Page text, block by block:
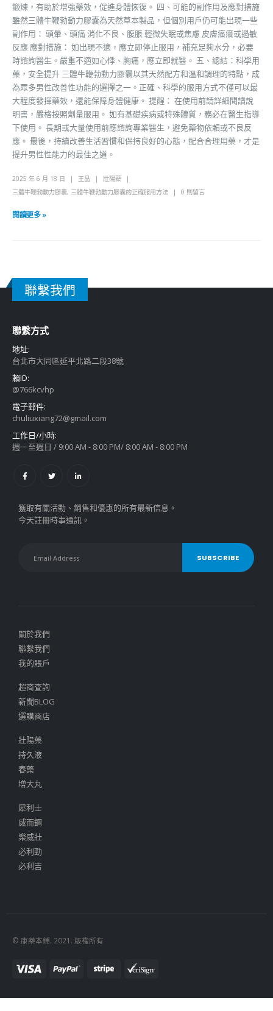
鍛煉，有助於增強藥效，促進身體恢復。 四、可能的副作用及應對措施
雖然三體牛鞭勃動力膠囊為天然草本製品，但個別用戶仍可能出現一些
副作用： 頭暈、頭痛 消化不良、腹脹 輕微失眠或焦慮 皮膚瘙癢或過敏
反應 應對措施： 如出現不適，應立即停止服用，補充足夠水分，必要
時諮詢醫生。嚴重不適如心悸、胸痛，應立即就醫。 五、總結：科學用
藥，安全提升 三體牛鞭勃動力膠囊以其天然配方和溫和調理的特點，成
為眾多男性改善性功能的選擇之一。正確、科學的服用方式不僅可以最
大程度發揮藥效，還能保障身體健康。 提醒： 在使用前請詳細閱讀說
明書，嚴格按照劑量服用。 如有基礎疾病或特殊體質，務必在醫生指導
下使用。 長期或大量使用前應諮詢專業醫生，避免藥物依賴或不良反
應。 最後，持續改善生活習慣和保持良好的心態，配合合理用藥，才是
提升男性性能力的最佳之道。
2025 年 6 月 18 日 王晶
壯陽藥
三體牛鞭勃動力膠囊, 三體牛鞭勃動力膠囊的正確服用方法 0 則留言
閱讀更多 »
聯繫我們
聯繫方式
地址:
台北市大同區延平北路二段38號
賴ID:
@766kcvhp
電子郵件:
chuliuxiang72@gmail.com
工作日/小時:
週一至週日 / 9:00 AM - 8:00 PM/ 8:00 AM - 8:00 PM
獲取有關活動、銷售和優惠的所有最新信息。
今天註冊時事通訊。
關於我們
聯繫我們
我的賬戶
超商查詢
新聞BLOG
選購商店
壯陽藥
持久液
春藥
增大丸
犀利士
威而鋼
樂威壯
必利勁
必利吉
© 康藥本鋪. 2021. 版權所有